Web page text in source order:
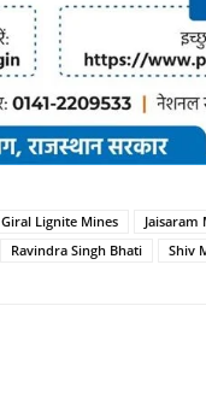
Giral Lignite Mines Jaisaram
Ravindra Singh Bhati Shiv